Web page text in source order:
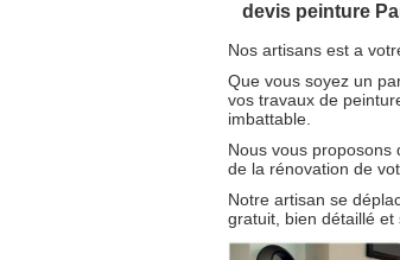
devis peinture
Nos artisans est a
Que vous soyez un
vos travaux de
imbattable.
Nous vous proposons
de la rénovation de
Notre artisan se
gratuit, bien détaillé